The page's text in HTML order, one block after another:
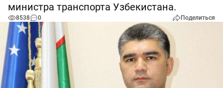
министра транспорта Узбекистана.
8538 0 Поделиться